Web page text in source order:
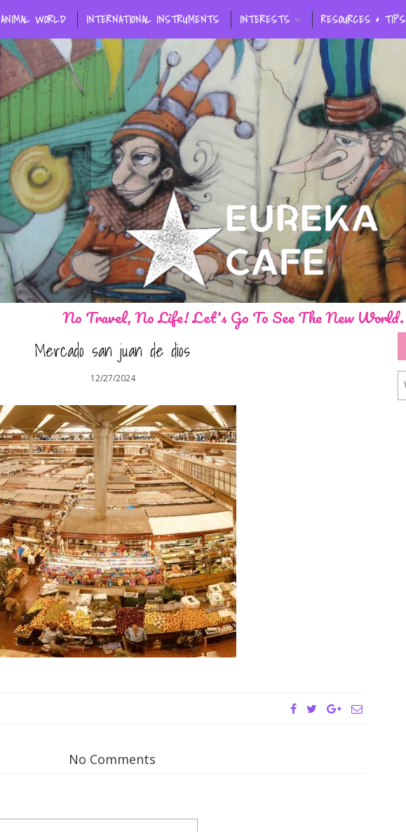
ANIMAL WORLD INTERNATIONAL INSTRUMENTS INTERESTS RESOURCES & TIPS
No Travel, No Life! Let's Go To See The New World.
Mercado san juan de dios
12/27/2024
No Comments